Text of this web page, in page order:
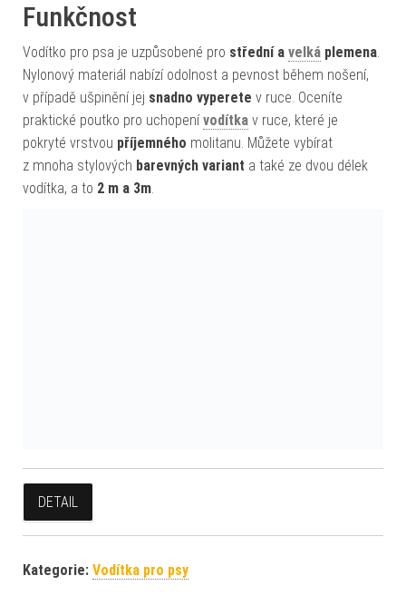
Funkčnost
Vodítko pro psa je uzpůsobené pro střední a velká plemena.
Nylonový materiál nabízí odolnost a pevnost během nošení,
v případě ušpinění jej snadno vyperete v ruce. Oceníte
praktické poutko pro uchopenívodítka v ruce, které je
pokryté vrstvou příjemného molitanu. Můžete vybírat
z mnoha stylových barevných variant a také ze dvou délek
vodítka, a to 2 m a 3m.
DETAIL
Kategorie: Vodítka pro psy